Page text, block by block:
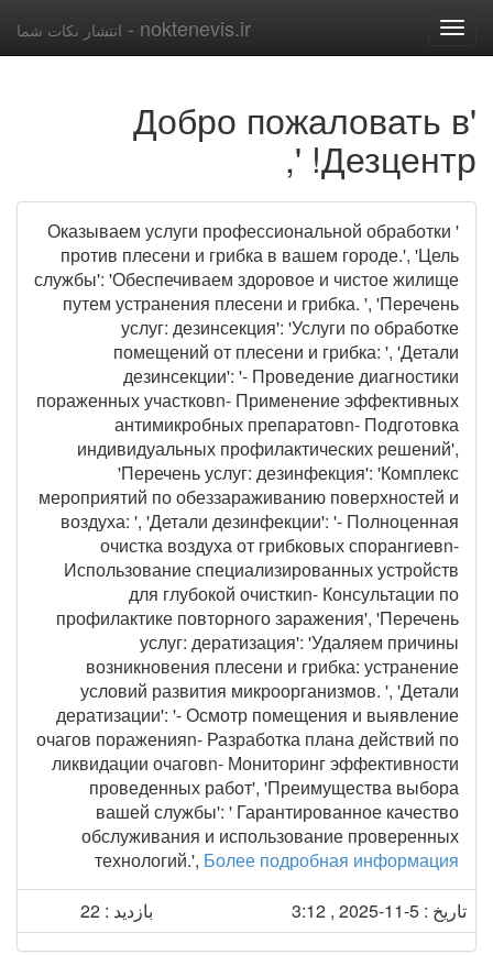
Toggle
navigation
noktenevis.ir - انتشار نکات شما
'Добро пожаловать в
Дезцентр! ',
' Оказываем услуги профессиональной обработки
против плесени и грибка в вашем городе.', 'Цель
службы': 'Обеспечиваем здоровое и чистое жилище
путем устранения плесени и грибка. ', 'Перечень
услуг: дезинсекция': 'Услуги по обработке
помещений от плесени и грибка: ', 'Детали
дезинсекции': '- Проведение диагностики
пораженных участковn- Применение эффективных
антимикробных препаратовn- Подготовка
индивидуальных профилактических решений',
'Перечень услуг: дезинфекция': 'Комплекс
мероприятий по обеззараживанию поверхностей и
воздуха: ', 'Детали дезинфекции': '- Полноценная
очистка воздуха от грибковых спорангиевn-
Использование специализированных устройств
для глубокой очисткиn- Консультации по
профилактике повторного заражения', 'Перечень
услуг: дератизация': 'Удаляем причины
возникновения плесени и грибка: устранение
условий развития микроорганизмов. ', 'Детали
дератизации': '- Осмотр помещения и выявление
очагов пораженияn- Разработка плана действий по
ликвидации очаговn- Мониторинг эффективности
проведенных работ', 'Преимущества выбора
вашей службы': ' Гарантированное качество
обслуживания и использование проверенных
технологий.', Более подробная информация
تاریخ : 5-11-2025 , 3:12
بازدید : 22